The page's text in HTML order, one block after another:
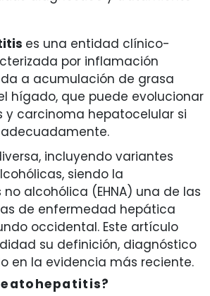
es una entidad clínico-
por inflamación
a acumulación de grasa
hígado, que puede evolucionar
y carcinoma hepatocelular si
incluyendo variantes
siendo la
alcohólica (EHNA) una de las
de enfermedad hepática
occidental. Este artículo
su definición, diagnóstico
en la evidencia más reciente.